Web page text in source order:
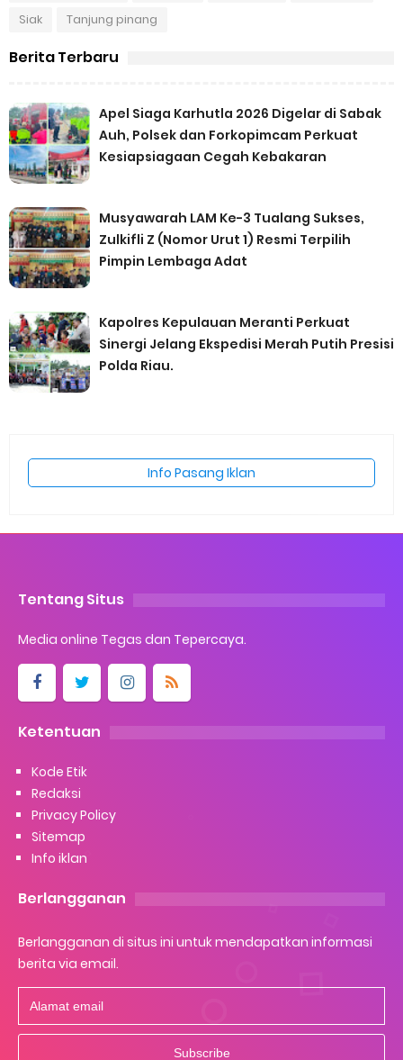
Siak
Tanjung pinang
Berita Terbaru
Apel Siaga Karhutla 2026 Digelar di Sabak
Auh, Polsek dan Forkopimcam Perkuat
Kesiapsiagaan Cegah Kebakaran
Musyawarah LAM Ke-3 Tualang Sukses,
Zulkifli Z (Nomor Urut 1) Resmi Terpilih
Pimpin Lembaga Adat
Kapolres Kepulauan Meranti Perkuat
Sinergi Jelang Ekspedisi Merah Putih Presisi
Polda Riau.
Info Pasang Iklan
Tentang Situs
Media online Tegas dan Tepercaya.
Ketentuan
Kode Etik
Redaksi
Privacy Policy
Sitemap
Info iklan
Berlangganan
Berlangganan di situs ini untuk mendapatkan informasi
berita via email.